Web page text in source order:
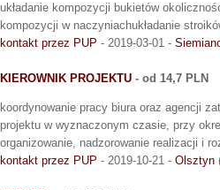
układanie kompozycji bukietów
kompozycji w naczyniachukładanie
kontakt przez PUP - 2019-03-01 -
KIEROWNIK PROJEKTU - od 14,7 PLN
koordynowanie pracy biura oraz agencji
projektu w wyznaczonym czasie, przy
organizowanie, nadzorowanie realizacji i
kontakt przez PUP - 2019-10-21 - Olsztyn